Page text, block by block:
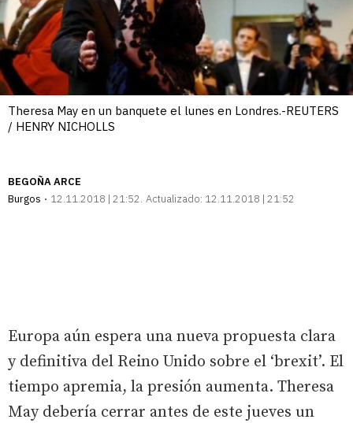
Theresa May en un banquete el lunes en Londres.-REUTERS
/ HENRY NICHOLLS
BEGOÑA ARCE
Burgos
12.11.2018 | 21:52 Actualizado: 12.11.2018 | 21:52
Europa aún espera una nueva propuesta clara
y definitiva del Reino Unido sobre el ‘brexit’. El
tiempo apremia, la presión aumenta. Theresa
May debería cerrar antes de este jueves un